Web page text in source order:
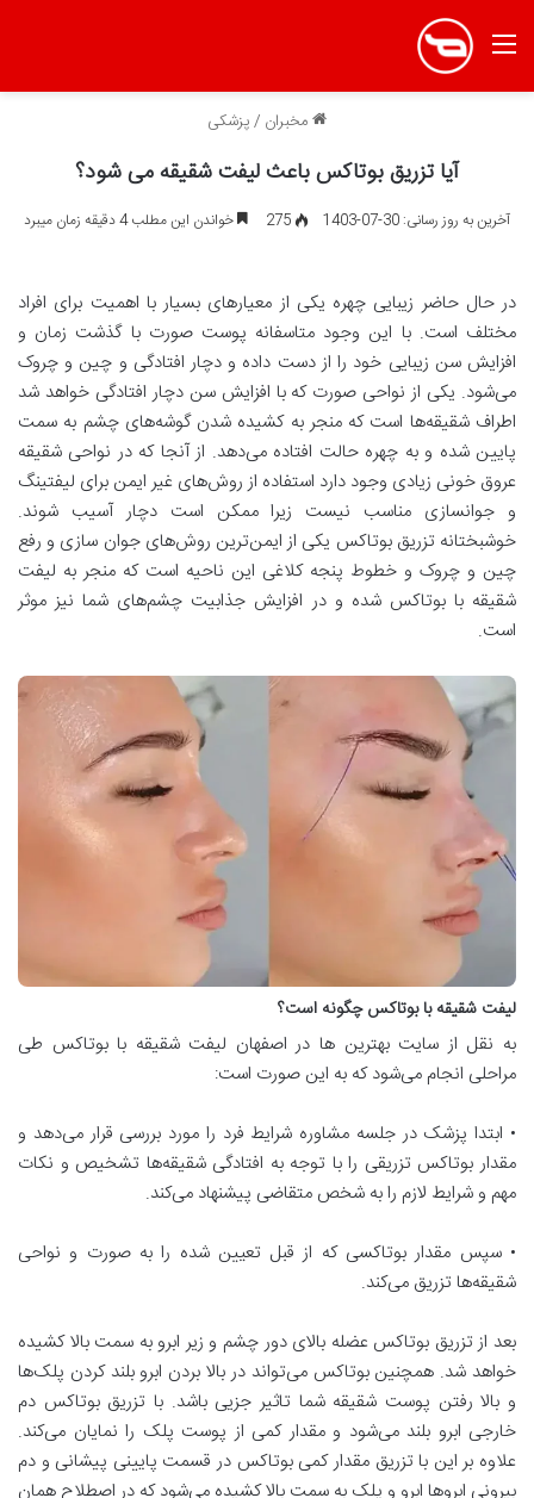
منو
مخبران /پزشکی
آیا تزریق بوتاکس باعث لیفت شقیقه می شود؟
آخرین به روز رسانی: 30-07-1403 275 خواندن این مطلب 4 دقیقه زمان میبرد
در حال حاضر زیبایی چهره یکی از معیارهای بسیار با اهمیت برای افراد
مختلف است. با این وجود متاسفانه پوست صورت با گذشت زمان و
افزایش سن زیبایی خود را از دست داده و دچار افتادگی و چین و چروک
می‌شود. یکی از نواحی صورت که با افزایش سن دچار افتادگی خواهد شد
اطراف شقیقه‌ها است که منجر به کشیده شدن گوشه‌های چشم به سمت
پایین شده و به چهره حالت افتاده می‌دهد. از آنجا که در نواحی شقیقه
عروق خونی زیادی وجود دارد استفاده از روش‌های غیر ایمن برای لیفتینگ
و جوانسازی مناسب نیست زیرا ممکن است دچار آسیب شوند.
خوشبختانه تزریق بوتاکس یکی از ایمن‌ترین روش‌های جوان ‌سازی و رفع
چین ‌و چروک و خطوط پنجه کلاغی این ناحیه است که منجر به لیفت
شقیقه‌ با بوتاکس شده و در افزایش جذابیت چشم‌های شما نیز موثر
است.
لیفت شقیقه با بوتاکس چگونه است؟
به نقل از سایت بهترین ها در اصفهان لیفت شقیقه با بوتاکس طی
مراحلی انجام می‌شود که به این صورت است:
• ابتدا پزشک در جلسه مشاوره شرایط فرد را مورد بررسی قرار می‌دهد و
مقدار بوتاکس تزریقی را با توجه به افتادگی شقیقه‌ها تشخیص و نکات
مهم و شرایط لازم را به شخص متقاضی پیشنهاد می‌کند.
• سپس مقدار بوتاکسی که از قبل تعیین شده را به صورت و نواحی
شقیقه‌ها تزریق می‌کند.
بعد از تزریق بوتاکس عضله بالای دور چشم و زیر ابرو به سمت بالا کشیده
خواهد شد. همچنین بوتاکس می‌تواند در بالا بردن ابرو بلند کردن پلک‌ها
و بالا رفتن پوست شقیقه شما تاثیر جزیی باشد. با تزریق بوتاکس دم
خارجی ابرو بلند می‌شود و مقدار کمی از پوست پلک را نمایان می‌کند.
علاوه بر این با تزریق مقدار کمی بوتاکس در قسمت پایینی پیشانی و دم
بیرونی ابروها ابرو و پلک به سمت بالا کشیده می‌شود که در اصطلاح همان